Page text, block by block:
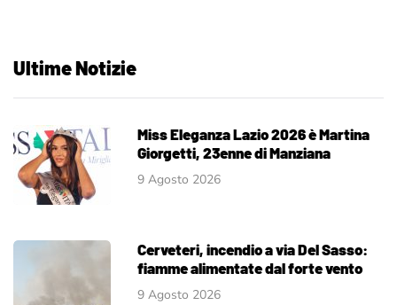
Ultime Notizie
Miss Eleganza Lazio 2026 è Martina
Giorgetti, 23enne di Manziana
9 Agosto 2026
Cerveteri, incendio a via Del Sasso:
fiamme alimentate dal forte vento
9 Agosto 2026